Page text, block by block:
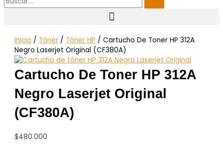
Inicio / Tóner / Tóner HP / Cartucho De Toner HP 312A
Negro Laserjet Original (CF380A)
Cartucho De Toner HP 312A
Negro Laserjet Original
(CF380A)
$480.000